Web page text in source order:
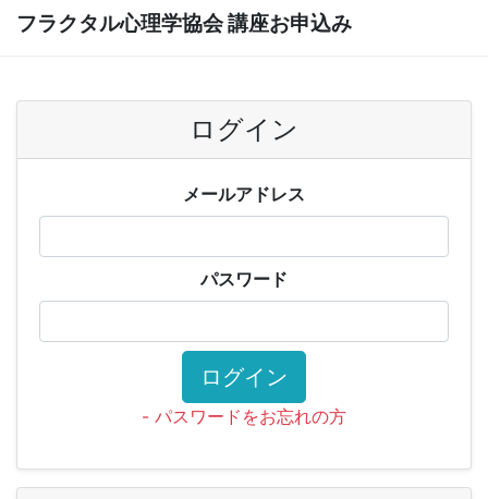
フラクタル心理学協会 講座お申込み
ログイン
メールアドレス
パスワード
ログイン
- パスワードをお忘れの方